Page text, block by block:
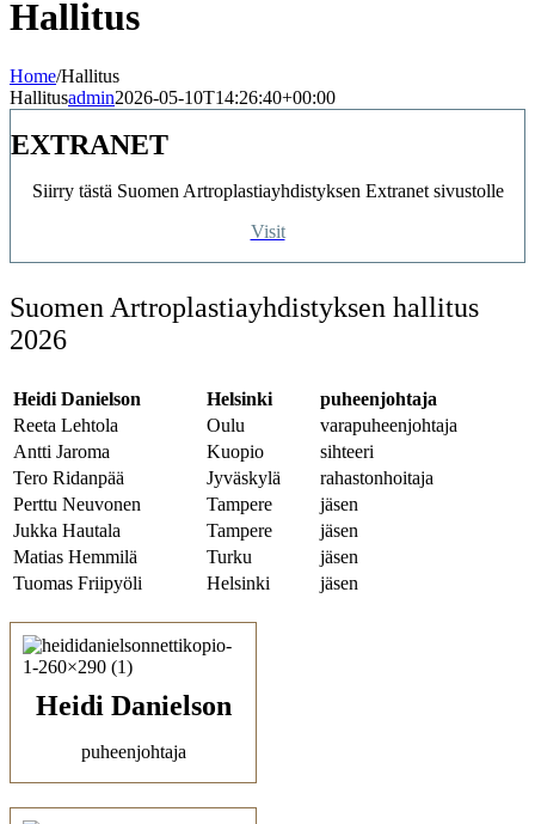
Hallitus
Home/Hallitus
Hallitusadmin2026-05-10T14:26:40+00:00
EXTRANET
Siirry tästä Suomen Artroplastiayhdistyksen Extranet sivustolle
Visit
Suomen Artroplastiayhdistyksen hallitus
2026
Heidi Danielson Helsinki
puheenjohtaja
Reeta Lehtola
Oulu
varapuheenjohtaja
Antti Jaroma
Kuopio
sihteeri
Tero Ridanpää
Jyväskylä
rahastonhoitaja
Perttu Neuvonen
Tampere
jäsen
Jukka Hautala
Tampere
jäsen
Matias Hemmilä
Turku
jäsen
Tuomas Friipyöli
Helsinki jäsen
Heidi Danielson
puheenjohtaja